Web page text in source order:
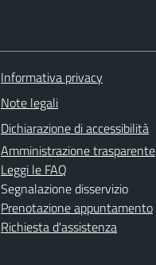
Informativa privacy
Note legali
Dichiarazione di accessibilità
Amministrazione trasparente
Leggi le FAQ
Segnalazione disservizio
Prenotazione appuntamento
Richiesta d'assistenza